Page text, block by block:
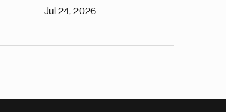
Jul 24, 2026